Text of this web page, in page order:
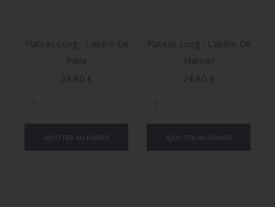
Plateau Long - L’apéro De
Papa
Prix
24,80 €
Plateau Long - L’apéro De
Maman
Prix
24,80 €